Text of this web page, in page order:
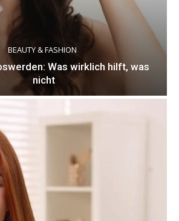
BEAUTY & FASHION
Was wirklich hilft, was
nicht